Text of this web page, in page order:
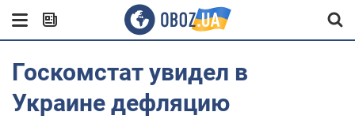
Госкомстат увидел в
Украине дефляцию